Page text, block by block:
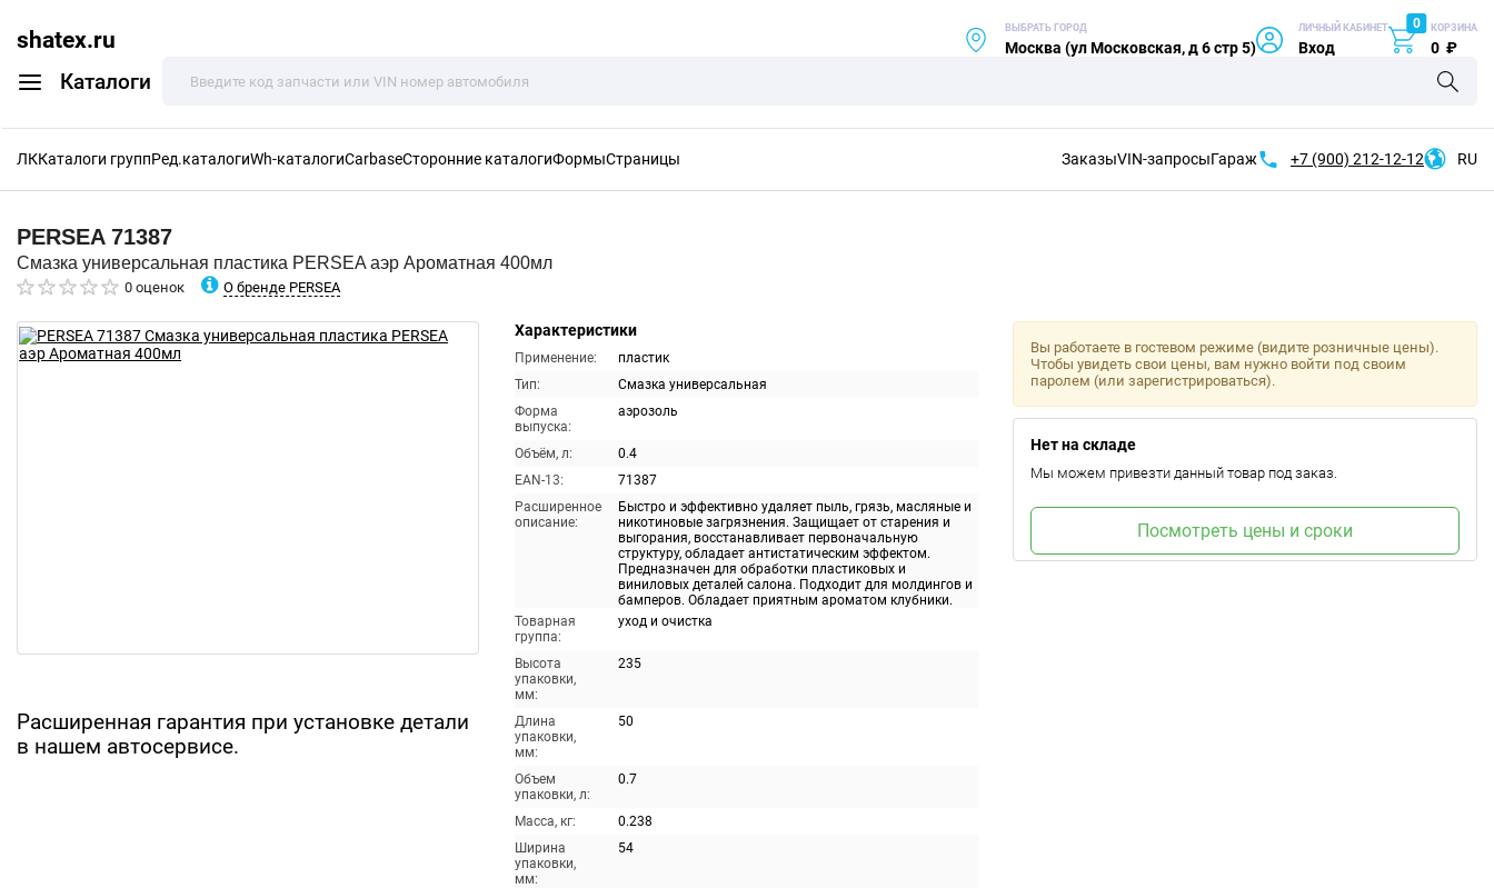
shatex.ru
Каталоги
ВЫБРАТЬ ГОРОД
Москва (ул Московская, д 6 стр 5)
ЛИЧНЫЙ КАБИНЕТ
Вход
0 КОРЗИНА
0 ₽
ЛККаталоги группРед.каталогиWh-каталогиCarbaseСторонние каталогиФормыСтраницы ЗаказыVIN-запросыГараж +7 (900) 212-12-12 RU
PERSEA 71387
Смазка универсальная пластика PERSEA аэр Ароматная 400мл
0 оценок О бренде PERSEA
Расширенная гарантия при установке детали
в нашем автосервисе.
Характеристики
Применение:
пластик
Тип:
Смазка универсальная
Форма
выпуска:
аэрозоль
Объём, л:
0.4
EAN-13:
71387
Расширенное
описание:
Быстро и эффективно удаляет пыль, грязь, масляные и
никотиновые загрязнения. Защищает от старения и
выгорания, восстанавливает первоначальную
структуру, обладает антистатическим эффектом.
Предназначен для обработки пластиковых и
виниловых деталей салона. Подходит для молдингов и
бамперов. Обладает приятным ароматом клубники.
Товарная
группа:
уход и очистка
Высота
упаковки,
мм:
235
Длина
упаковки,
мм:
50
Объем
упаковки, л:
0.7
Масса, кг:
0.238
Ширина
упаковки,
мм:
54
Вы работаете в гостевом режиме (видите розничные цены).
Чтобы увидеть свои цены, вам нужно войти под своим
паролем (или зарегистрироваться).
Нет на складе
Мы можем привезти данный товар под заказ.
Посмотреть цены и сроки